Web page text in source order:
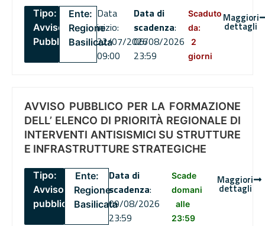
Tipo:
Avviso
Pubblico
Ente:
Regione
Basilicata
Data
inizio:
22/07/2026
09:00
Data di
scadenza:
06/08/2026
23:59
Scaduto
da:
2
giorni
Maggiori
dettagli
AVVISO PUBBLICO PER LA FORMAZIONE
DELL’ ELENCO DI PRIORITÀ REGIONALE DI
INTERVENTI ANTISISMICI SU STRUTTURE
E INFRASTRUTTURE STRATEGICHE
Tipo:
Avviso
pubblico
Ente:
Regione
Basilicata
Data di
scadenza:
09/08/2026
23:59
Scade
domani
alle
23:59
Maggiori
dettagli